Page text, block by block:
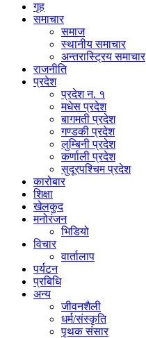
गृह
समाचार
समाज
स्थानीय समाचार
अन्तरास्ट्रिय समाचार
राजनीति
प्रदेश
प्रदेश न. १
मधेस प्रदेश
बागमती प्रदेश
गण्डकी प्रदेश
लुम्बिनी प्रदेश
कर्णाली प्रदेश
सुदूरपश्चिम प्रदेश
कारोबार
शिक्षा
खेलकुद
मनोरंजन
भिडियो
विचार
वार्तालाप
पर्यटन
प्रबिधि
अन्य
जीवनशैली
धर्म/संस्कृति
पृथक संसार